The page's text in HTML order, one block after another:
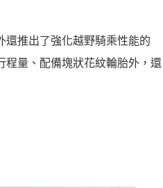
還推出了強化越野騎乘性能的
程量、配備塊狀花紋輪胎外，還